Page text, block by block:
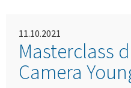
11.10.2021
Masterclass
Camera